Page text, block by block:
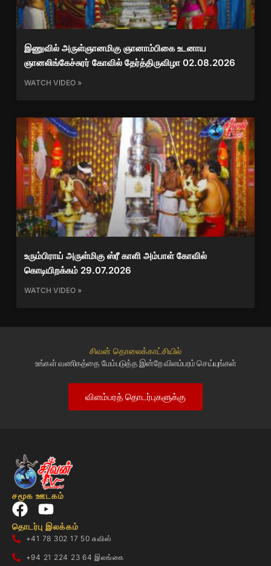
இணுவில் அருள்ஞானமிகு ஞானாம்பிகை உடனாய
ஞானலிங்கேச்சுரர் கோவில் தேர்த்திருவிழா 02.08.2026
WATCH VIDEO »
உரும்பிராய் அருள்மிகு ஸ்ரீ காளி அம்பாள் கோவில்
கொடியிறக்கம் 29.07.2026
WATCH VIDEO »
சிவன் தொலைக்காட்சியில்
உங்கள் வணிகத்தை மேம்படுத்த இன்றே விளம்பரம் செய்யுங்கள்
விளம்பரத் தொடர்புகளுக்கு
சமூக ஊடகம்
தொடர்பு இலக்கம்
+41 78 302 17 50 சுவிஸ்
+94 21 224 23 64 இலங்கை